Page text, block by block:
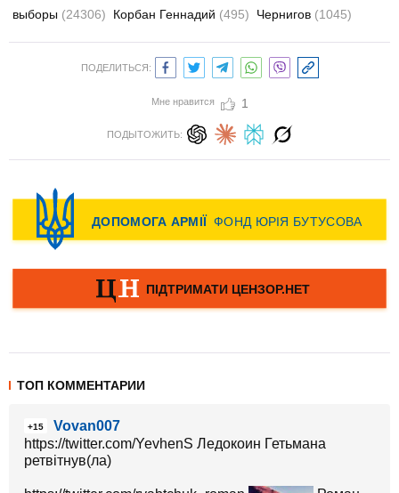
выборы (24306) Корбан Геннадий (495) Чернигов (1045)
ПОДЕЛИТЬСЯ:
Мне нравится 1
ПОДЫТОЖИТЬ:
ТОП КОММЕНТАРИИ
+15
Vovan007
https://twitter.com/YevhenS Ледокоин Гетьмана
ретвітнув(ла)